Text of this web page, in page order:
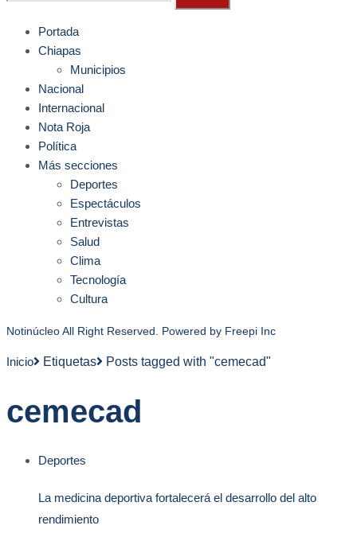
Portada
Chiapas
Municipios
Nacional
Internacional
Nota Roja
Política
Más secciones
Deportes
Espectáculos
Entrevistas
Salud
Clima
Tecnología
Cultura
Notinúcleo All Right Reserved. Powered by Freepi Inc
Inicio Etiquetas Posts tagged with "cemecad"
cemecad
Deportes
La medicina deportiva fortalecerá el desarrollo del alto
rendimiento